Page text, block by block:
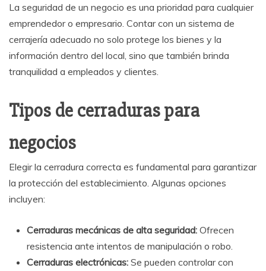
La seguridad de un negocio es una prioridad para cualquier
emprendedor o empresario. Contar con un sistema de
cerrajería adecuado no solo protege los bienes y la
información dentro del local, sino que también brinda
tranquilidad a empleados y clientes.
Tipos de cerraduras para
negocios
Elegir la cerradura correcta es fundamental para garantizar
la protección del establecimiento. Algunas opciones
incluyen:
Cerraduras mecánicas de alta seguridad: Ofrecen
resistencia ante intentos de manipulación o robo.
Cerraduras electrónicas: Se pueden controlar con